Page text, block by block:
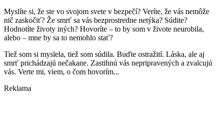
Myslíte si, že ste vo svojom svete v bezpečí? Veríte, že vás nemôže
nič zaskočiť? Že smrť sa vás bezprostredne netýka? Súdite?
Hodnotíte životy iných? Hovoríte – to by som v živote neurobila,
alebo – mne by sa to nemohlo stať?
Tiež som si myslela, tiež som súdila. Buďte ostražití. Láska, ale aj
smrť prichádzajú nečakane. Zastihnú vás nepripravených a zvalcujú
vás. Verte mi, viem, o čom hovorím...
Reklama